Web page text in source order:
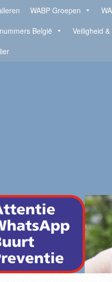
WABP Groepen
België
Veiligheid